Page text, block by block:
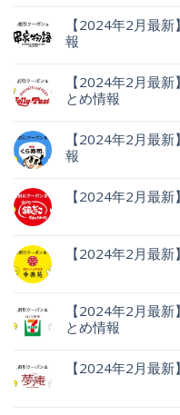
【2024年2月最
報
【2024年2月最
とめ情報
【2024年2月最
報
【2024年2月最
【2024年2月最
【2024年2月最
とめ情報
【2024年2月最